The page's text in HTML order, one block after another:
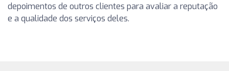
depoimentos de outros clientes para avaliar a reputação
e a qualidade dos serviços deles.